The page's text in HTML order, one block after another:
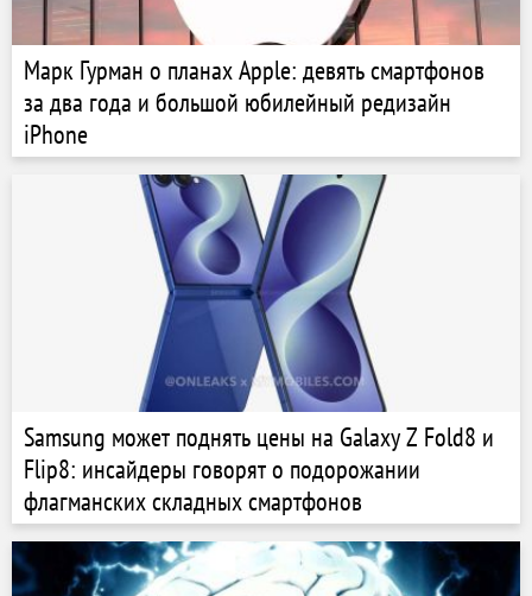
Марк Гурман о планах Apple: девять смартфонов
за два года и большой юбилейный редизайн
iPhone
Samsung может поднять цены на Galaxy Z Fold8 и
Flip8: инсайдеры говорят о подорожании
флагманских складных смартфонов